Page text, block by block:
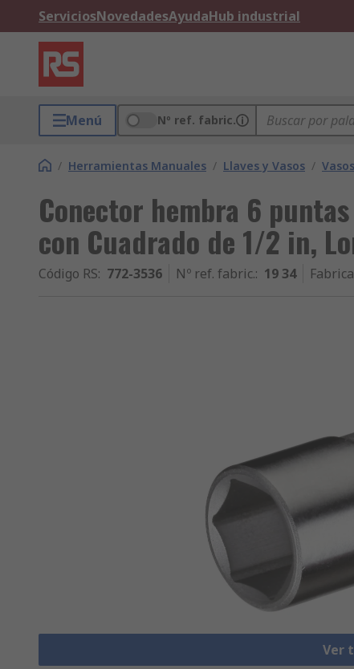
ServiciosNovedadesAyudaHub industrial
Menú Nº ref. fabric.
/ Herramientas Manuales / Llaves y Vasos / Vasos
Conector hembra 6
con Cuadrado de 1/2 in,
Código RS: 772-3536 Nº ref. fabric.: 19 34
Ver